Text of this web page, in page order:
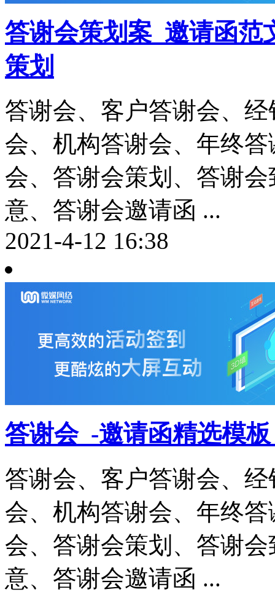
答谢会策划案_邀请函范
策划
答谢会、客户答谢会、
会、机构答谢会、年终
会、答谢会策划、答谢
意、答谢会邀请函 ...
2021-4-12 16:38
答谢会_-邀请函精选模
答谢会、客户答谢会、
会、机构答谢会、年终
会、答谢会策划、答谢
意、答谢会邀请函 ...